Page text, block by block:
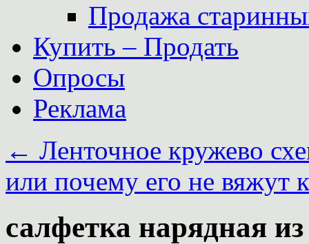
Продажа
Купить – Продать
Опросы
Реклама
← Ленточное кружево
или почему его не вяжут
салфетка нарядная